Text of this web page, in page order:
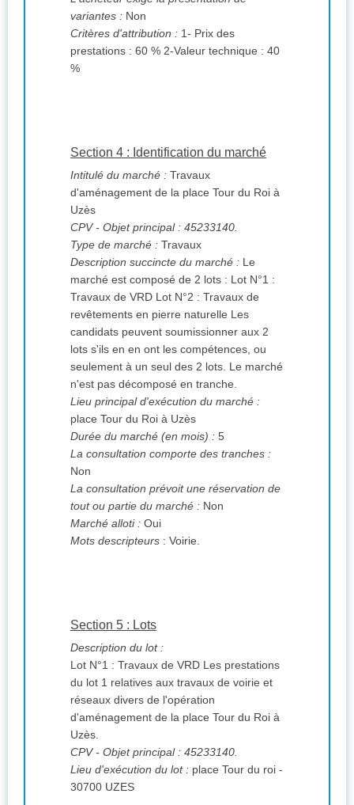
variantes : Non
Critères d'attribution : 1- Prix des
prestations : 60 % 2-Valeur technique : 40
%
Section 4 : Identification du marché
Intitulé du marché : Travaux
d'aménagement de la place Tour du Roi à
Uzès
CPV- Objet principal : 45233140.
Type de marché : Travaux
Description succincte du marché : Le
marché est composé de 2 lots : Lot N°1 :
Travaux de VRD Lot N°2 : Travaux de
revêtements en pierre naturelle Les
candidats peuvent soumissionner aux 2
lots s'ils en en ont les compétences, ou
seulement à un seul des 2 lots. Le marché
n'est pas décomposé en tranche.
Lieu principal d'exécution du marché :
place Tour du Roi à Uzès
Durée du marché (en mois) : 5
La consultation comporte des tranches :
Non
La consultation prévoit une réservation de
tout ou partie du marché : Non
Marché alloti : Oui
Mots descripteurs : Voirie.
Section 5 : Lots
Description du lot :
Lot N°1 : Travaux de VRD Les prestations
du lot 1 relatives aux travaux de voirie et
réseaux divers de l'opération
d'aménagement de la place Tour du Roi à
Uzès.
CPV- Objet principal : 45233140.
Lieu d'exécution du lot : place Tour du roi -
30700 UZES